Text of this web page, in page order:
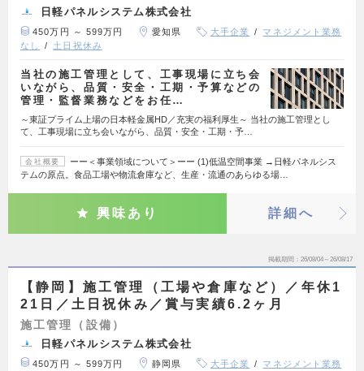
日軽パネルシステム株式会社
450万円 ～ 599万円 愛知県 大手企業
マネジメント業務
なし
土日祝休み
当社の施工管理として、工事現場に立ち会
いながら、品質・安全・工期・予算などの
管理・監督業務などをお任…
～東証プライム上場の日本軽金属HD／充実の福利厚生～ 当社の施工管理とし
て、工事現場に立ち会いながら、品質・安全・工期・予…
会社概要
ーー＜事業領域について＞ーー (1)低温空間事業 →日軽パネルシス
テムの原点。食品工場や物流倉庫など、生産・流通のあらゆる場…
興味あり 詳細へ
掲載期間 26/08/04～26/08/17
【静岡】施工管理（工場や倉庫など）／年休1
21日／土日祝休み／賞与実績6.2ヶ月
施工管理（設備）
日軽パネルシステム株式会社
450万円 ～ 599万円 静岡県 大手企業
マネジメント業務